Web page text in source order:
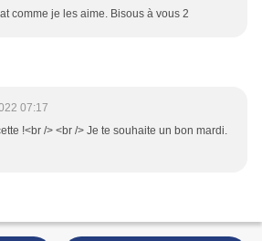
comme je les aime. Bisous à vous 2
07:17
!<br /> <br /> Je te souhaite un bon mardi.